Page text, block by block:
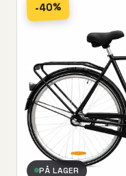
-40%
PÅ LAGER